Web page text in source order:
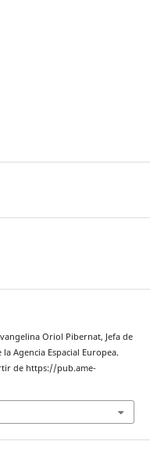
Oriol Pibernat, Jefa de
Agencia Espacial Europea.
de https://pub.ame-